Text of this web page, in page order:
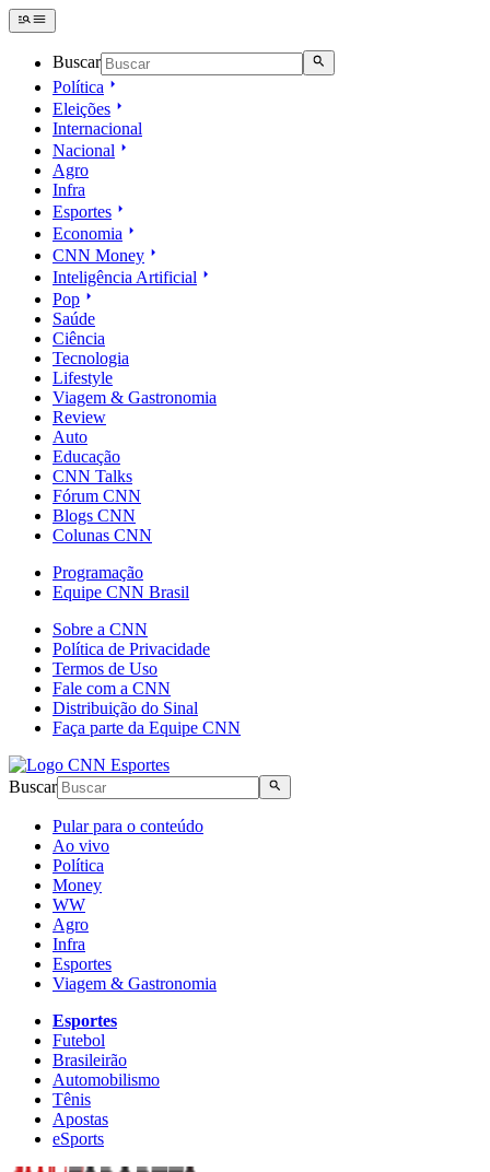
Buscar
Política
Eleições
Internacional
Nacional
Agro
Infra
Esportes
Economia
CNN Money
Inteligência Artificial
Pop
Saúde
Ciência
Tecnologia
Lifestyle
Viagem & Gastronomia
Review
Auto
Educação
CNN Talks
Fórum CNN
Blogs CNN
Colunas CNN
Programação
Equipe CNN Brasil
Sobre a CNN
Política de Privacidade
Termos de Uso
Fale com a CNN
Distribuição do Sinal
Faça parte da Equipe CNN
Buscar
Pular para o conteúdo
Ao vivo
Política
Money
WW
Agro
Infra
Esportes
Viagem & Gastronomia
Esportes
Futebol
Brasileirão
Automobilismo
Tênis
Apostas
eSports